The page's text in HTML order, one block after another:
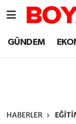
GÜNDEM
HABERLER
Sinop
Sinop